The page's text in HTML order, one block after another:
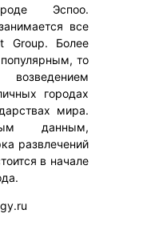
Эспоо.
все
Group. Более
популярным, то
городах
мира.
данным,
развлечений
в начале